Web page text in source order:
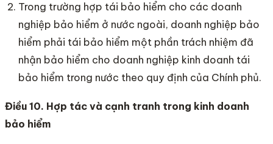
Trong trường hợp tái bảo hiểm cho các doanh
nghiệp bảo hiểm ở nước ngoài, doanh nghiệp bảo
hiểm phải tái bảo hiểm một phần trách nhiệm đã
nhận bảo hiểm cho doanh nghiệp kinh doanh tái
bảo hiểm trong nước theo quy định của Chính phủ.
Điều 10. Hợp tác và cạnh tranh trong kinh doanh
bảo hiểm